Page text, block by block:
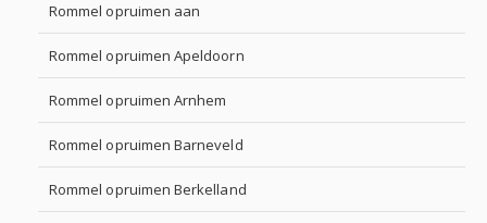
Rommel opruimen aan
Rommel opruimen Apeldoorn
Rommel opruimen Arnhem
Rommel opruimen Barneveld
Rommel opruimen Berkelland